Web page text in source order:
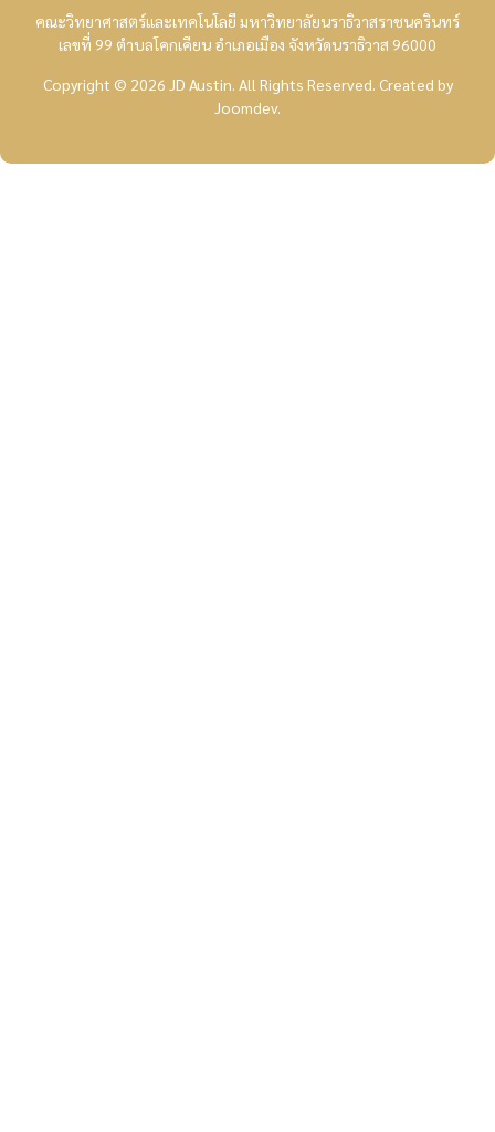
คณะวิทยาศาสตร์และเทคโนโลยี มหาวิทยาลัยนราธิวาสราชนครินทร์
เลขที่ 99 ตำบลโคกเคียน อำเภอเมือง จังหวัดนราธิวาส 96000
Copyright © 2026 JD Austin. All Rights Reserved. Created by
Joomdev.